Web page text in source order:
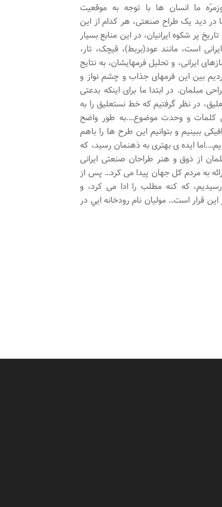
ما انسان ‌ها با توجه به موقعیت
در دید یک طراح صنعتی‌، هر کدام از این‌
پر شکوه ایرانیان، در این منابع بسیار
است، مانند عود(بربط)، قیچک، تار،
تحقیق بر حدود ۹۰ درصد از ساز‌های ایرانی‌، و تحلیل فرمهایشان، به نتایج
بین این فرمهای جذاب و چشم نواز و
مبلمان. در ابتدا ما برای اینکه بدعتی
در نظر گرفتیم که خط نستعلیق را به
کلمات و وحدت موضوع….به طور واضح
ببینیم و بتوانیم این طرح ها را باهم
ایده ی بهتری به ذهنمان رسید، که
از ذوق و هنر طراحان صنعتی‌ ایرانی‌
به مردم کل جهان پیدا می کرد… پس از
که کنه مطلب را ادا می کرد، و
قرار است… موليان نام رودخانه ايي در